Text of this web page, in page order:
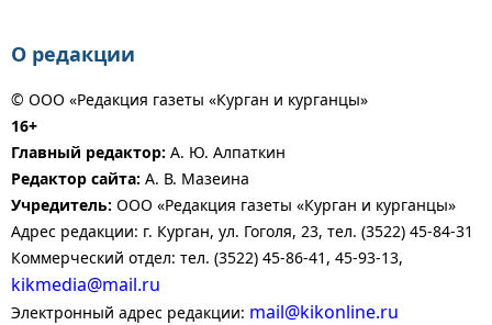
О редакции
© ООО «Редакция газеты «Курган и курганцы»
16+
Главный редактор: А. Ю. Алпаткин
Редактор сайта: А. В. Мазеина
Учредитель: ООО «Редакция газеты «Курган и курганцы»
Адрес редакции: г. Курган, ул. Гоголя, 23, тел. (3522) 45-84-31
Коммерческий отдел: тел. (3522) 45-86-41, 45-93-13,
kikmedia@mail.ru
Электронный адрес редакции: mail@kikonline.ru